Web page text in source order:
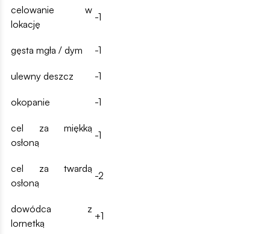
celowanie w
lokację
-1
gęsta mgła / dym -1
ulewny deszcz -1
okopanie -1
cel za miękką
osłoną
-1
cel za twardą
osłoną
-2
dowódca z
lornetką
+1